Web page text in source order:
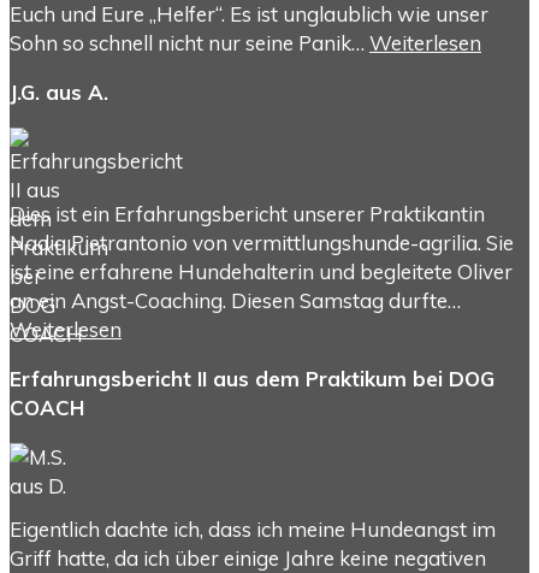
Euch und Eure „Helfer“. Es ist unglaublich wie unser
Sohn so schnell nicht nur seine Panik… Weiterlesen
J.G. aus A.
Dies ist ein Erfahrungsbericht unserer Praktikantin
Nadia Pietrantonio von vermittlungshunde-agrilia. Sie
ist eine erfahrene Hundehalterin und begleitete Oliver
an ein Angst-Coaching. Diesen Samstag durfte…
Weiterlesen
Erfahrungsbericht II aus dem Praktikum bei DOG
COACH
Eigentlich dachte ich, dass ich meine Hundeangst im
Griff hatte, da ich über einige Jahre keine negativen